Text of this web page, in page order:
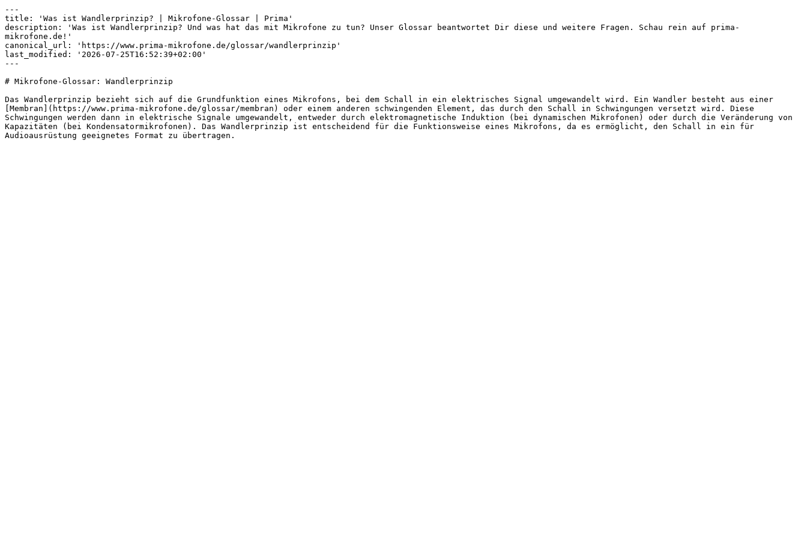
---
title: 'Was ist Wandlerprinzip? | Mikrofone-Glossar | Prima'
description: 'Was ist Wandlerprinzip? Und was hat das mit Mikrofone zu tun? Unser Glossar beantwortet Dir diese und weitere Fragen. Schau rein auf prima-
mikrofone.de!'
canonical_url: 'https://www.prima-mikrofone.de/glossar/wandlerprinzip'
last_modified: '2026-07-25T16:52:39+02:00'
---
# Mikrofone-Glossar: Wandlerprinzip
Das Wandlerprinzip bezieht sich auf die Grundfunktion eines Mikrofons, bei dem Schall in ein elektrisches Signal umgewandelt wird. Ein Wandler besteht aus einer
[Membran](https://www.prima-mikrofone.de/glossar/membran) oder einem anderen schwingenden Element, das durch den Schall in Schwingungen versetzt wird. Diese
Schwingungen werden dann in elektrische Signale umgewandelt, entweder durch elektromagnetische Induktion (bei dynamischen Mikrofonen) oder durch die Veränderung von
Kapazitäten (bei Kondensatormikrofonen). Das Wandlerprinzip ist entscheidend für die Funktionsweise eines Mikrofons, da es ermöglicht, den Schall in ein für